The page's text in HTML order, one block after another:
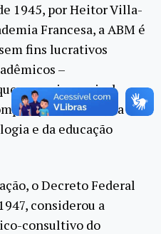
1945, por Heitor Villa-
Francesa, a ABM é
fins lucrativos
–
no meio musical
musical, da
e da educação
o Decreto Federal
considerou a
consultivo do